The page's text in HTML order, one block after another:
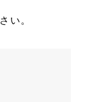
い。